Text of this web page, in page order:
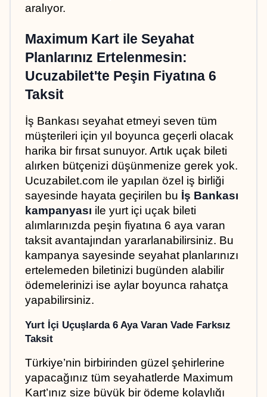
aralıyor.
Maximum Kart ile Seyahat
Planlarınız Ertelenmesin:
Ucuzabilet'te Peşin Fiyatına 6
Taksit
İş Bankası seyahat etmeyi seven tüm
müşterileri için yıl boyunca geçerli olacak
harika bir fırsat sunuyor. Artık uçak bileti
alırken bütçenizi düşünmenize gerek yok.
Ucuzabilet.com ile yapılan özel iş birliği
sayesinde hayata geçirilen bu İş Bankası
kampanyası ile yurt içi uçak bileti
alımlarınızda peşin fiyatına 6 aya varan
taksit avantajından yararlanabilirsiniz. Bu
kampanya sayesinde seyahat planlarınızı
ertelemeden biletinizi bugünden alabilir
ödemelerinizi ise aylar boyunca rahatça
yapabilirsiniz.
Yurt İçi Uçuşlarda 6 Aya Varan Vade Farksız
Taksit
Türkiye’nin birbirinden güzel şehirlerine
yapacağınız tüm seyahatlerde Maximum
Kart’ınız size büyük bir ödeme kolaylığı